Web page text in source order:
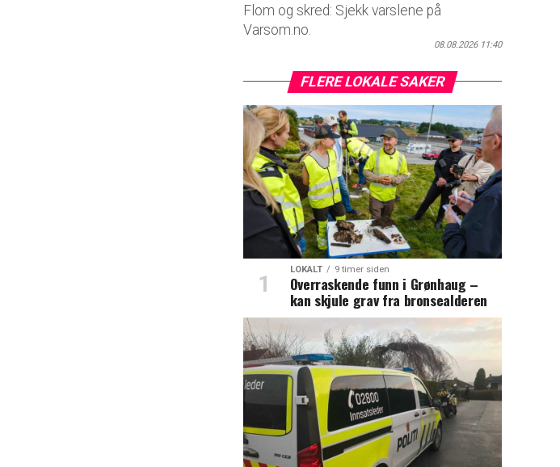
Flom og skred: Sjekk varslene på
Varsom.no.
08.08.2026 11:40
FLERE LOKALE SAKER
LOKALT 9 timer siden
Overraskende funn i Grønhaug –
kan skjule grav fra bronsealderen